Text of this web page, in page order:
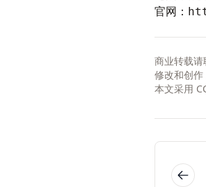
官网：
商业转载
修改和创作
本文采用